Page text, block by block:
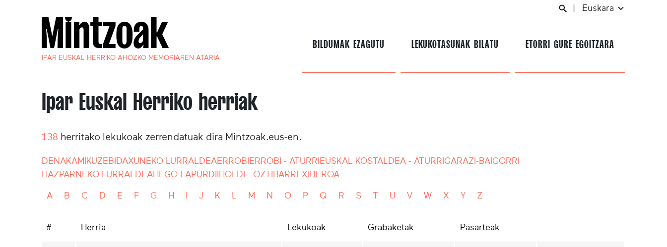
IPAR EUSKAL HERRIKO AHOZKO MEMORIAREN ATARIA
Euskara
BILDUMAK EZAGUTU LEKUKOTASUNAK BILATU ETORRI GURE EGOITZARA
Ipar Euskal Herriko herriak
138 herritako lekukoak zerrendatuak dira Mintzoak.eus-en.
DENAKAMIKUZEBIDAXUNEKO LURRALDEAERROBI ERROBI - ATURRI EUSKAL KOSTALDEA - ATURRI GARAZI-BAIGORRI
HAZPARNEKO LURRALDEAHEGO LAPURDI IHOLDI - OZTIBARREXIBEROA
A B C D E F G H J K L M N O P Q R S T U V W X Y Z
# Herria Lekukoak Grabaketak Pasarteak